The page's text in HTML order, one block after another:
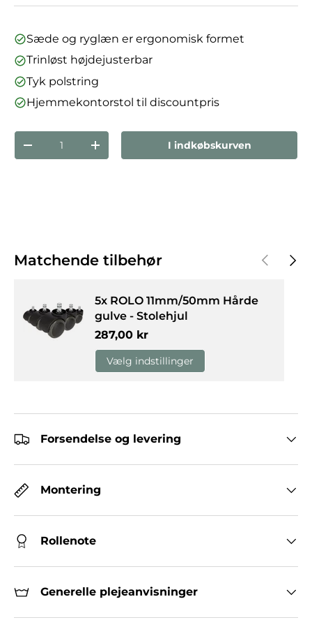
Sæde og ryglæn er ergonomisk formet
Trinløst højdejusterbar
Tyk polstring
Hjemmekontorstol til discountpris
Antal
Reducer mængdenForøg mængdenI indkøbskurven
Matchende tilbehør Forrige
5x ROLO 11mm/50mm Hårde
gulve - Stolehjul
Normalpris
287,00 kr
Vælg indstillinger
Forsendelse og levering
Montering
Rollenote
Generelle plejeanvisninger